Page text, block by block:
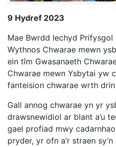
9 Hydref 2023
Mae Bwrdd Iechyd
Wythnos Chwarae mewn
ein tîm Gwasanaeth
Chwarae mewn Ysbytai yw
fanteision chwarae wrth
Gall annog chwarae yn yr
drawsnewidiol ar blant a’u
gael profiad mwy
pryder, yr ofn a’r straen